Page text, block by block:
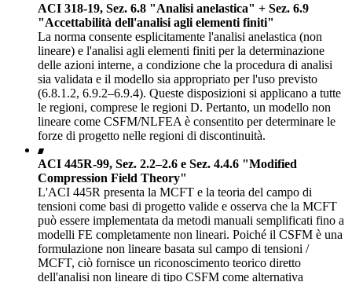
ACI 318-19, Sez. 6.8 "Analisi anelastica" + Sez. 6.9
"Accettabilità dell'analisi agli elementi finiti"
La norma consente esplicitamente l'analisi anelastica (non
lineare) e l'analisi agli elementi finiti per la determinazione
delle azioni interne, a condizione che la procedura di analisi
sia validata e il modello sia appropriato per l'uso previsto
(6.8.1.2, 6.9.2–6.9.4). Queste disposizioni si applicano a tutte
le regioni, comprese le regioni D. Pertanto, un modello non
lineare come CSFM/NLFEA è consentito per determinare le
forze di progetto nelle regioni di discontinuità.
ACI 445R-99, Sez. 2.2–2.6 e Sez. 4.4.6 "Modified
Compression Field Theory"
L'ACI 445R presenta la MCFT e la teoria del campo di
tensioni come basi di progetto valide e osserva che la MCFT
può essere implementata da metodi manuali semplificati fino a
modelli FE completamente non lineari. Poiché il CSFM è una
formulazione non lineare basata sul campo di tensioni /
MCFT, ciò fornisce un riconoscimento teorico diretto
dell'analisi non lineare di tipo CSFM come alternativa